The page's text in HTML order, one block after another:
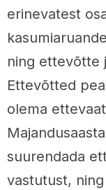
erinevatest
ning ettevõtte
Ettevõtted
olema
suurendada
vastutust,